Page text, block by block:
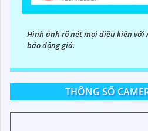
Hình ảnh rõ nét mọi điều kiện
báo động giả.
THÔNG SỐ